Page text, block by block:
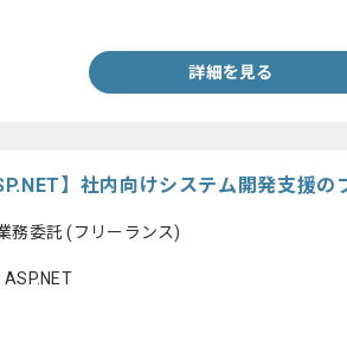
詳細を見る
】社内向けシステム開発支援
務委託(フリーランス)